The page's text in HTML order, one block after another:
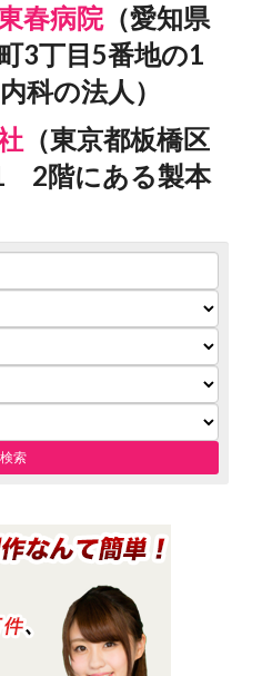
春病院（愛知県
3丁目5番地の1
科の法人）
（東京都板橋区
2階にある製本